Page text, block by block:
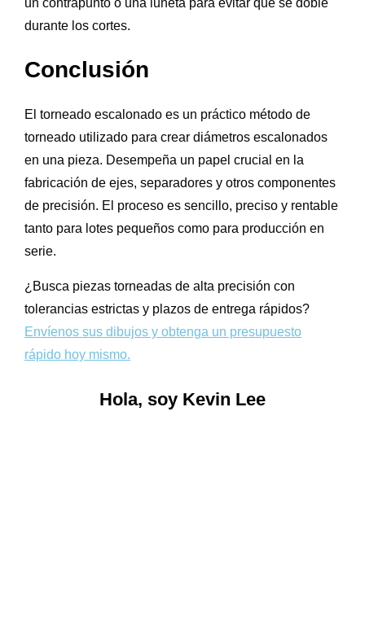
durante los cortes.
Conclusión
El torneado escalonado es un práctico método de
torneado utilizado para crear diámetros escalonados
en una pieza. Desempeña un papel crucial en la
fabricación de ejes, separadores y otros componentes
de precisión. El proceso es sencillo, preciso y rentable
tanto para lotes pequeños como para producción en
serie.
¿Busca piezas torneadas de alta precisión con
tolerancias estrictas y plazos de entrega rápidos?
Envíenos sus dibujos y obtenga un presupuesto
rápido hoy mismo.
Hola, soy Kevin Lee